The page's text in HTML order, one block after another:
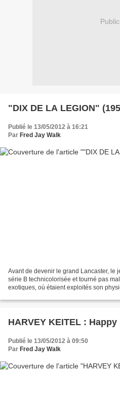
"DIX DE LA LEGION"
Publié le 13/05/2012 à 16:21
Par Fred Jay Walk
Avant de devenir le grand Lancaster, le
série B technicolorisée et tourné pas
exotiques, où étaient exploités son
HARVEY KEITEL :
Publié le 13/05/2012 à 09:50
Par Fred Jay Walk